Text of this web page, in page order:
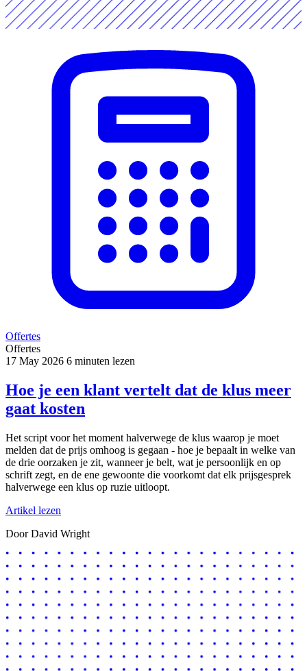
Offertes
Offertes
17 May 2026 6 minuten lezen
Hoe je een klant vertelt dat de klus meer
gaat kosten
Het script voor het moment halverwege de klus waarop je moet
melden dat de prijs omhoog is gegaan - hoe je bepaalt in welke van
de drie oorzaken je zit, wanneer je belt, wat je persoonlijk en op
schrift zegt, en de ene gewoonte die voorkomt dat elk prijsgesprek
halverwege een klus op ruzie uitloopt.
Artikel lezen
Door David Wright